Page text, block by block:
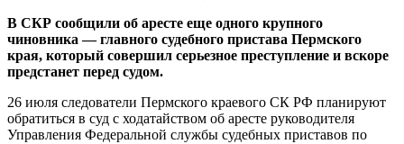
В СКР сообщили об аресте еще одного крупного
чиновника — главного судебного пристава Пермского
края, который совершил серьезное преступление и вскоре
предстанет перед судом.
26 июля следователи Пермского краевого СК РФ планируют
обратиться в суд с ходатайством об аресте руководителя
Управления Федеральной службы судебных приставов по